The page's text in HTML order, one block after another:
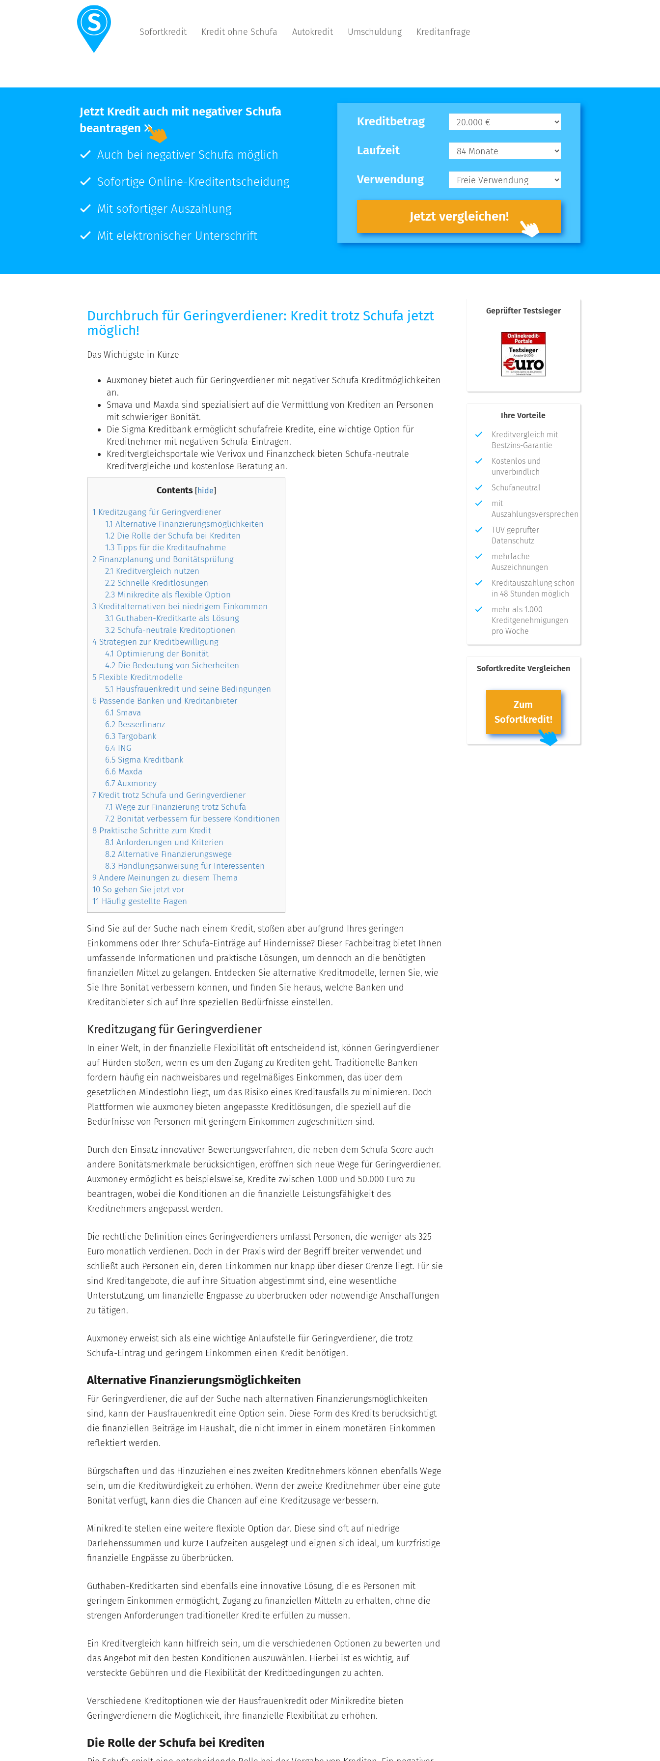
Sofortkredit Kredit ohne Schufa Autokredit Umschuldung Kreditanfrage
Kreditbetrag
Laufzeit
Verwendung
Jetzt vergleichen!
Jetzt Kredit auch mit negativer Schufa
beantragen
Auch bei negativer Schufa möglich
Sofortige Online-Kreditentscheidung
Mit sofortiger Auszahlung
Mit elektronischer Unterschrift
Durchbruch
Schufa
möglich!
Durchbruch für Geringverdiener: Kredit trotz Schufa jetzt
möglich!
Das Wichtigste in Kürze
Auxmoney bietet auch für Geringverdiener mit negativer Schufa Kreditmöglichkeiten
an.
Smava und Maxda sind spezialisiert auf die Vermittlung von Krediten an Personen
mit schwieriger Bonität.
Die Sigma Kreditbank ermöglicht schufafreie Kredite, eine wichtige Option für
Kreditnehmer mit negativen Schufa-Einträgen.
Kreditvergleichsportale wie Verivox und Finanzcheck bieten Schufa-neutrale
Kreditvergleiche und kostenlose Beratung an.
Contents [hide]
1 Kreditzugang für Geringverdiener
1.1 Alternative Finanzierungsmöglichkeiten
1.2Die Rolle der Schufa bei Krediten
1.3Tipps für die Kreditaufnahme
2 Finanzplanung und Bonitätsprüfung
2.1 Kreditvergleich nutzen
2.2Schnelle Kreditlösungen
2.3Minikredite als flexible Option
3 Kreditalternativen bei niedrigem Einkommen
3.1 Guthaben-Kreditkarte als Lösung
3.2Schufa-neutrale Kreditoptionen
4 Strategien zur Kreditbewilligung
4.1 Optimierung der Bonität
4.2Die Bedeutung von Sicherheiten
5 Flexible Kreditmodelle
5.1 Hausfrauenkredit und seine Bedingungen
6 Passende Banken und Kreditanbieter
6.1 Smava
6.2Besserfinanz
6.3Targobank
6.4ING
6.5Sigma Kreditbank
6.6 Maxda
6.7Auxmoney
7 Kredit trotz Schufa und Geringverdiener
7.1 Wege zur Finanzierung trotz Schufa
7.2Bonität verbessern für bessere Konditionen
8 Praktische Schritte zum Kredit
8.1 Anforderungen und Kriterien
8.2Alternative Finanzierungswege
8.3Handlungsanweisung für Interessenten
9 Andere Meinungen zu diesem Thema
10 So gehen Sie jetzt vor
11 Häufig gestellte Fragen
Sind Sie auf der Suche nach einem Kredit, stoßen aber aufgrund Ihres geringen
Einkommens oder Ihrer Schufa-Einträge auf Hindernisse? Dieser Fachbeitrag bietet Ihnen
umfassende Informationen und praktische Lösungen, um dennoch an die benötigten
finanziellen Mittel zu gelangen. Entdecken Sie alternative Kreditmodelle, lernen Sie, wie
Sie Ihre Bonität verbessern können, und finden Sie heraus, welche Banken und
Kreditanbieter sich auf Ihre speziellen Bedürfnisse einstellen.
Kreditzugang für Geringverdiener
In einer Welt, in der finanzielle Flexibilität oft entscheidend ist, können Geringverdiener
auf Hürden stoßen, wenn es um den Zugang zu Krediten geht. Traditionelle Banken
fordern häufig ein nachweisbares und regelmäßiges Einkommen, das über dem
gesetzlichen Mindestlohn liegt, um das Risiko eines Kreditausfalls zu minimieren. Doch
Plattformen wie auxmoney bieten angepasste Kreditlösungen, die speziell auf die
Bedürfnisse von Personen mit geringem Einkommen zugeschnitten sind.
Durch den Einsatz innovativer Bewertungsverfahren, die neben dem Schufa-Score auch
andere Bonitätsmerkmale berücksichtigen, eröffnen sich neue Wege für Geringverdiener.
Auxmoney ermöglicht es beispielsweise, Kredite zwischen 1.000 und 50.000 Euro zu
beantragen, wobei die Konditionen an die finanzielle Leistungsfähigkeit des
Kreditnehmers angepasst werden.
Die rechtliche Definition eines Geringverdieners umfasst Personen, die weniger als 325
Euro monatlich verdienen. Doch in der Praxis wird der Begriff breiter verwendet und
schließt auch Personen ein, deren Einkommen nur knapp über dieser Grenze liegt. Für sie
sind Kreditangebote, die auf ihre Situation abgestimmt sind, eine wesentliche
Unterstützung, um finanzielle Engpässe zu überbrücken oder notwendige Anschaffungen
zu tätigen.
Auxmoney erweist sich als eine wichtige Anlaufstelle für Geringverdiener, die trotz
Schufa-Eintrag und geringem Einkommen einen Kredit benötigen.
Alternative Finanzierungsmöglichkeiten
Für Geringverdiener, die auf der Suche nach alternativen Finanzierungsmöglichkeiten
sind, kann der Hausfrauenkredit eine Option sein. Diese Form des Kredits berücksichtigt
die finanziellen Beiträge im Haushalt, die nicht immer in einem monetären Einkommen
reflektiert werden.
Bürgschaften und das Hinzuziehen eines zweiten Kreditnehmers können ebenfalls Wege
sein, um die Kreditwürdigkeit zu erhöhen. Wenn der zweite Kreditnehmer über eine gute
Bonität verfügt, kann dies die Chancen auf eine Kreditzusage verbessern.
Minikredite stellen eine weitere flexible Option dar. Diese sind oft auf niedrige
Darlehenssummen und kurze Laufzeiten ausgelegt und eignen sich ideal, um kurzfristige
finanzielle Engpässe zu überbrücken.
Guthaben-Kreditkarten sind ebenfalls eine innovative Lösung, die es Personen mit
geringem Einkommen ermöglicht, Zugang zu finanziellen Mitteln zu erhalten, ohne die
strengen Anforderungen traditioneller Kredite erfüllen zu müssen.
Ein Kreditvergleich kann hilfreich sein, um die verschiedenen Optionen zu bewerten und
das Angebot mit den besten Konditionen auszuwählen. Hierbei ist es wichtig, auf
versteckte Gebühren und die Flexibilität der Kreditbedingungen zu achten.
Verschiedene Kreditoptionen wie der Hausfrauenkredit oder Minikredite bieten
Geringverdienern die Möglichkeit, ihre finanzielle Flexibilität zu erhöhen.
Die Rolle der Schufa bei Krediten
Geprüfter Testsieger
Ihre Vorteile
Kreditvergleich mit
Bestzins-Garantie
Kostenlos und
unverbindlich
Schufaneutral
mit
Auszahlungsversprechen
TÜV geprüfter
Datenschutz
mehrfache
Auszeichnungen
Kreditauszahlung schon
in 48 Stunden möglich
mehr als 1.000
Kreditgenehmigungen
pro Woche
Sofortkredite Vergleichen
Zum
Sofortkredit!